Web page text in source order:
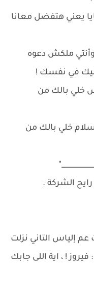
يعني هتفضل معانا
وأنتي ملكش دعوه
خليك في نفسك !
خلي بالك من
خلي بالك من
الشركة .
إلياس التاني نزلت
! ، اية اللى جابك